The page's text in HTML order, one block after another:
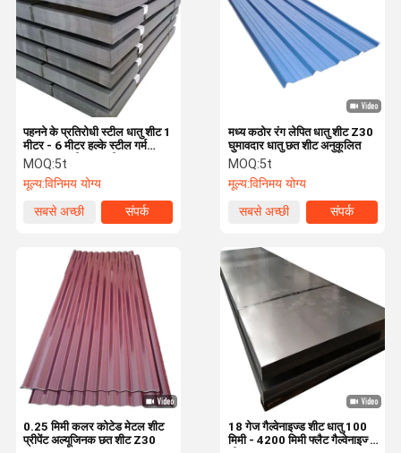
घर उत्पाद हमारे बारे में कारखाने का दौरा
मध्य कठोर रंग लेपित धातु शीट Z30
घुमावदार धातु छत शीट अनुकूलित
MOQ:5t
मूल्य:विनिमय योग्य
सबसे अच्छी
संपर्क
पहनने के प्रतिरोधी स्टील धातु शीट 1
मीटर - 6 मीटर हल्के स्टील गर्म
लुढ़का हुआ शीट एएसटीएम ए 36
एएसटीएम ए 569
MOQ:5t
मूल्य:विनिमय योग्य
सबसे अच्छी
संपर्क
18 गेज गैल्वेनाइज्ड शीट धातु 100
मिमी - 4200 मिमी फ्लैट गैल्वेनाइज्ड
0.25 मिमी कलर कोटेड मेटल शीट
प्रीपेंट अल्यूजिनक छत शीट Z30